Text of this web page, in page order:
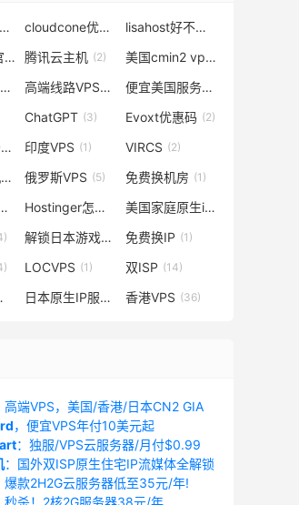
香港三网CMI(16) cloudcone优惠码 (2) lisahost好不好
LightLayer 官网 (1)
腾讯云主机 (2) 美国cmin2 vps
英国便宜VPS
(1) 高端线路VPS
(1) 便宜美国服务器
ChatGPT (3) Evoxt优惠码 (2)
日本站群服务器 (9)
印度VPS (1) VIRCS (2)
搬瓦工软银机房 (4)
俄罗斯VPS (5) 免费换机房 (1)
宽vps
(3) Hostinger怎么样 (2) 美国家庭原生ip
解锁日本游戏
(1) 免费换IP (1)
LOCVPS (1) 双ISP (14)
器 (1) 日本原生IP服务器 (1)
香港VPS (36)
高端VPS，美国/香港/日本CN2 GIA
，便宜VPS年付10美元起
：独服/VPS云服务器/月付$0.99
：国外双ISP原生住宅IP流媒体全解锁
爆款2H2G云服务器低至35元/年!
秒杀！2核2G服务器38元/年